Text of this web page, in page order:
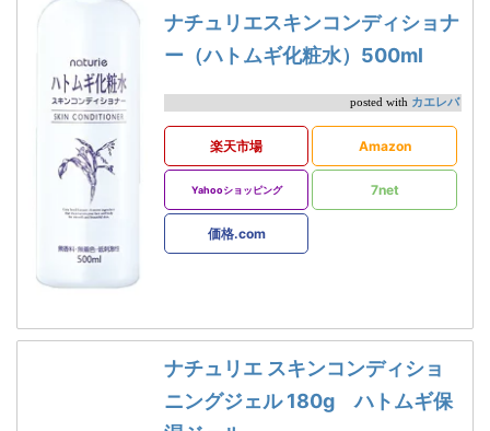
ナチュリエスキンコンディショナ
ー（ハトムギ化粧水）500ml
posted with カエレバ
楽天市場 Amazon
Yahooショッピング 7net
価格.com
ナチュリエ スキンコンディショ
ニングジェル 180g ハトムギ保